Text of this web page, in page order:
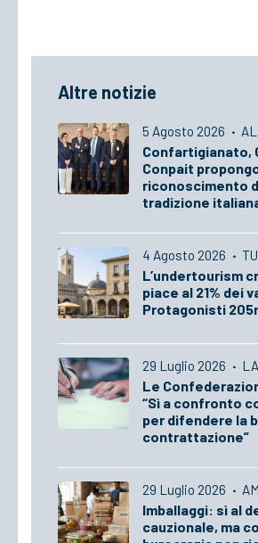
Altre notizie
5 Agosto 2026 ·
Confartigianato,
Conpait
riconoscimento
tradizione
4 Agosto 2026 ·
L’undertourism
piace al 21% dei
Protagonisti
29 Luglio 2026 ·
Le
“Sì a confronto
per difendere la
contrattazione”
29 Luglio 2026 ·
Imballaggi: sì al
cauzionale, ma